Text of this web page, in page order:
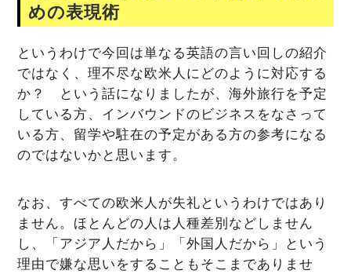
めの表現術
というわけで今回は単なる英語の言い回しの紹介
ではなく、理不尽な欧米人にどのように対応する
か？ という話になりましたが、海外旅行を予定
している方、インバウンドのビジネスをなさって
いる方、留学や駐在の予定がある方の参考になる
のではないかと思います。
なお、すべての欧米人が失礼というわけではあり
ません。ほとんどの人は人種差別などしません
し、「アジア人だから」「外国人だから」という
理由で嫌な思いをすることもそこまでありませ